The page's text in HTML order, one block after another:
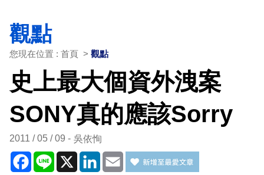
觀點
您現在位置 : 首頁 > 觀點
史上最大個資外洩案
SONY真的應該Sorry
2011 / 05 / 09 吳依恂
Facebook
Line X LinkedIn
Email